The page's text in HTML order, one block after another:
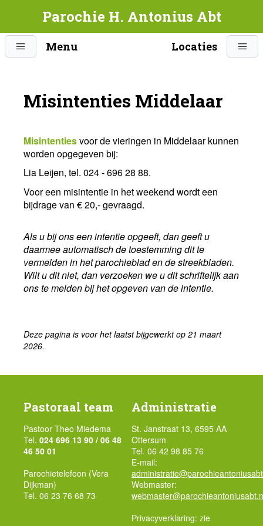
Parochie H. Antonius Abt
Menu Locaties
Misintenties Middelaar
Misintentiesvoor de vieringen in Middelaar kunnen
worden opgegeven bij:
Lia Leijen, tel. 024 - 696 28 88.
Voor een misintentie in het weekend wordt een
bijdrage van € 20,- gevraagd.
Als u bij ons een intentie opgeeft, dan geeft u
daarmee automatisch de toestemming dit te
vermelden in het parochieblad en de streekbladen.
Wilt u dit niet, dan verzoeken we u dit schriftelijk aan
ons te melden bij het opgeven van de intentie.
Deze pagina is voor het laatst bijgewerkt op 21 maart
2026.
Pastoraal team
Pastoor Theo Miedema
Tel. 024 696 13 90 / 06 48
46 50 01
Parochietelefoon (Vera
Dijkman)
Tel. 06 23 76 68 73
Administratie
St. Janstraat 13, 6595 AA
Ottersum
Tel. 06 42 98 85 76
E-mail:
Webmaster:
Privacyverklaring: zie